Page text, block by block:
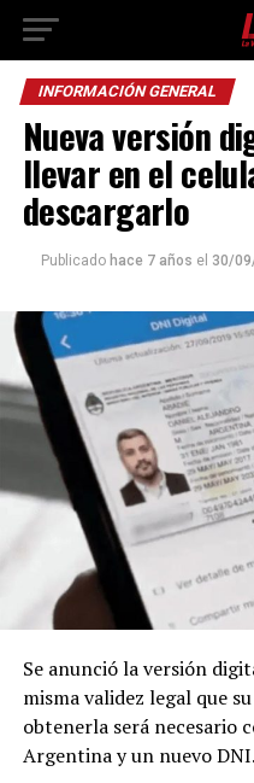
INFORMACIÓN GENERAL
Nueva versión
llevar en el
descargarlo
Publicado hace 7 años el 30/
Se anunció la versión
misma validez legal que
obtenerla será necesario
Argentina y un nuevo DNI.